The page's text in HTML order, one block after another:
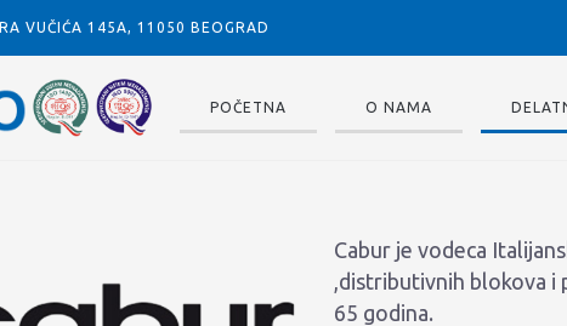
VUČIĆA 145A, 11050 BEOGRAD
POČETNA O NAMA
Cabur je vodeca
,distributivnih blokova i
65 godina.